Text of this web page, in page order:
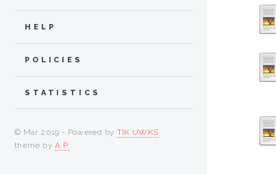
HELP
POLICIES
STATISTICS
© Mar 2019 - Powered by TIK UWKS
theme byA.P.